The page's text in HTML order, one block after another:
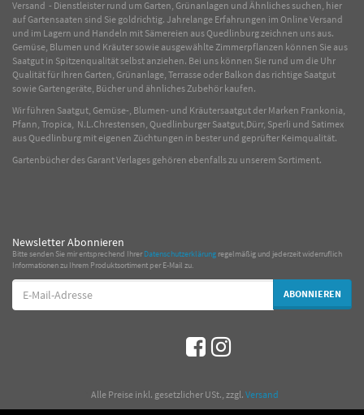
Versand - Dienstleister rund um Garten, Grünanlagen und Ähnliches suchen, hier
auf Gartensaaten sind Sie goldrichtig. Jahrelange Erfahrungen im OnlineVersand
und im Lagern und Handeln mit Sämereien aus Quedlinburg zeichnen uns aus.
Gemüse, Blumen und Kräuter sowie ausgewählteZimmerpflanzen können Sie aus
Saatgut in Spitzenqualität selbst anziehen. Bei uns können Sie rund um die Uhr
Qualität für Ihren Garten, Grünanlage, Terrasse oder Balkon das richtige Saatgut
sowie Gartengeräte, Bücher und ähnliches Zubehör kaufen.
Wir führen Saatgut, Gemüse-, Blumen- und Kräutersaatgut der Marken Frankonia,
Pfann, Tropica, N.L.Chrestensen, Quedlinburger Saatgut,Dürr, Sperli und Satimex
aus Quedlinburg mit eigenen Züchtungen in bester und geprüfter Keimqualität.
Gartenbücher des Garant Verlages gehören ebenfalls zu unserem Sortiment.
Newsletter Abonnieren
Bitte senden Sie mir entsprechend IhrerDatenschutzerklärung regelmäßig und jederzeit widerruflich
Informationen zu Ihrem Produktsortiment per E-Mail zu.
E-
Mail-
Adresse
ABONNIEREN
Alle Preise inkl. gesetzlicher USt., zzgl. Versand